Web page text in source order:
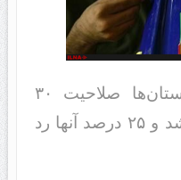
از سوی هیات نظارت استان‌ها صلاحیت ۳۰
درصد از داوطلبان احراز نشد و ۲۵ درصد آنها رد